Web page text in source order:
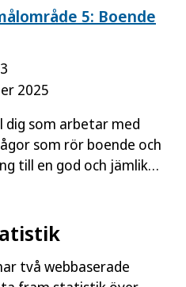
5: Boende
2025
som arbetar med
som rör boende och
till en god och jämlik
två webbaserade